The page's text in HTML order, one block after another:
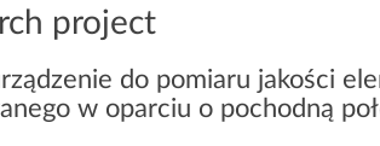
project
do pomiaru jakości
w oparciu o pochodną